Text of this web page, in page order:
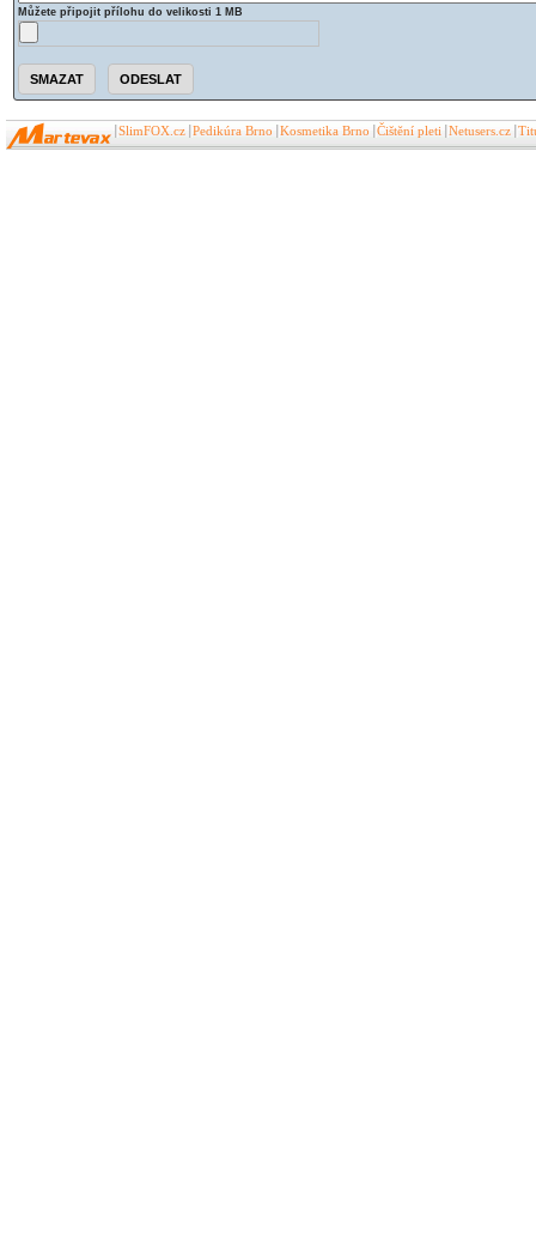
Můžete připojit přílohu do velikosti 1 MB
SlimFOX.cz Pedikúra Brno Kosmetika Brno Čištění pleti Netusers.cz